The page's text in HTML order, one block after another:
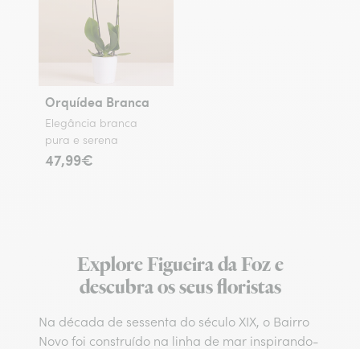
Orquídea Branca
Elegância branca
pura e serena
47,99€
Explore Figueira da Foz e
descubra os seus floristas
Na década de sessenta do século XIX, o Bairro
Novo foi construído na linha de mar inspirando-